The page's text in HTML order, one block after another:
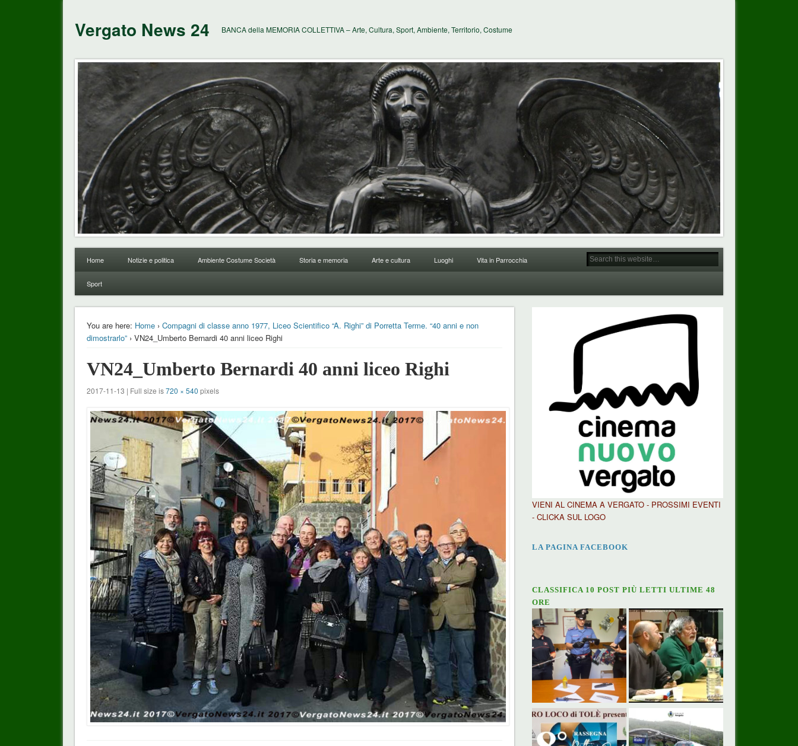
Vergato News 24 BANCA della MEMORIA COLLETTIVA – Arte, Cultura, Sport, Ambiente, Territorio, Costume
Home Notizie e politica Ambiente Costume Società Storia e memoria Arte e cultura Luoghi Vita in Parrocchia
Sport
You are here: Home› Compagni di classe anno 1977, Liceo Scientifico “A. Righi” di Porretta Terme. “40 anni e non
dimostrarlo”› VN24_Umberto Bernardi 40 anni liceo Righi
VN24_Umberto Bernardi 40 anni liceo Righi
2017-11-13 | Full size is720 × 540 pixels
VIENI AL CINEMA A VERGATO - PROSSIMI EVENTI
- CLICKA SUL LOGO
LA PAGINA FACEBOOK
CLASSIFICA 10 POST PIÙ LETTI ULTIME 48
ORE